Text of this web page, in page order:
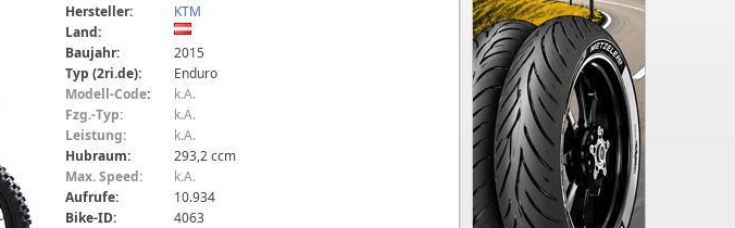
Hersteller:
KTM
Land:
Baujahr:
2015
Typ (2ri.de):
Enduro
Modell-Code:
k.A.
Fzg.-Typ:
k.A.
Leistung:
k.A.
Hubraum:
293,2 ccm
Max. Speed:
k.A.
Aufrufe:
10.934
Bike-ID:
4063